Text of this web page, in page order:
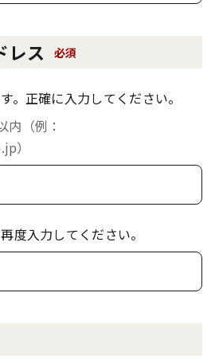
レス 必須
。正確に入力してください。
内（例：
）
度入力してください。